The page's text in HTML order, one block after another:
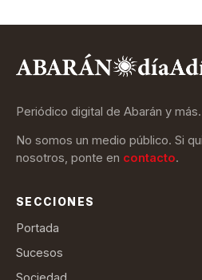
Periódico digital de Abarán y
No somos un medio público. Si
nosotros, ponte en contacto.
SECCIONES
Portada
Sucesos